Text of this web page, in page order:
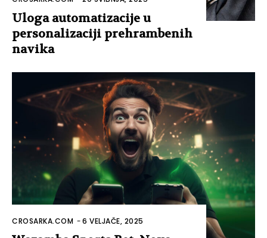
Uloga automatizacije u
personalizaciji prehrambenih
navika
CROSARKA.COM -6 VELJAČE, 2025